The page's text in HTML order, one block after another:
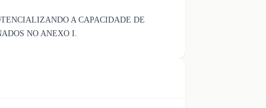
A CAPACIDADE DE
NO ANEXO I.